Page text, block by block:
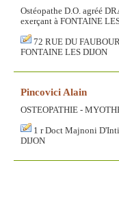
Ostéopathe D.O. agréé
exerçant à FONTAINE
72 RUE DU
FONTAINE LES DIJON
Pincovici Alain
OSTEOPATHIE -
1 r Doct Majnoni
DIJON